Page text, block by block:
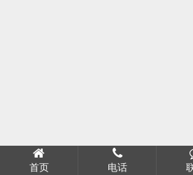
首页 电话